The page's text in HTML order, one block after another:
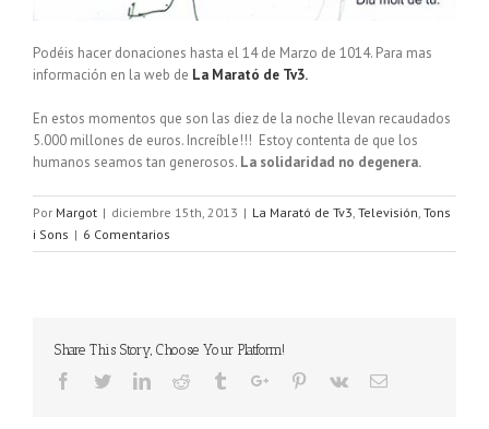
Podéis hacer donaciones hasta el 14 de Marzo de 1014. Para mas
información en la web de La Marató de Tv3.
En estos momentos que son las diez de la noche llevan recaudados
5.000 millones de euros. Increíble!!! Estoy contenta de que los
humanos seamos tan generosos. La solidaridad no degenera.
Por Margot | diciembre 15th, 2013 | La Marató de Tv3, Televisión, Tons
i Sons | 6 Comentarios
Share This Story, Choose Your Platform!